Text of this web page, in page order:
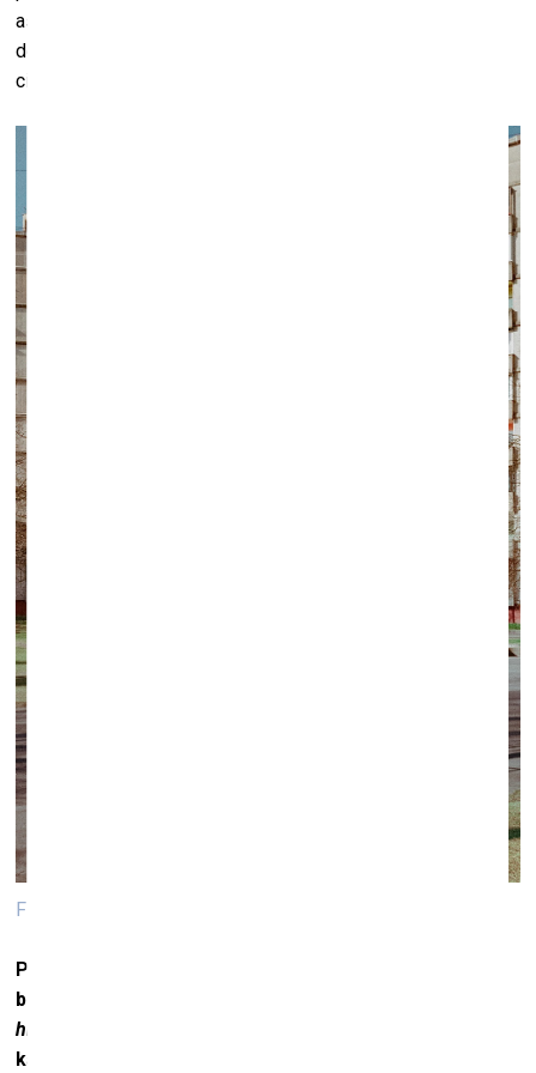
asociējamies ar tādiem nosvērtākiem, dažreiz pat
depresīviem darbiem. Iespēja redzēt mūsu pasauli un
cilvēkus siltā gaismā viņu aizkustināja.
Filips Šmits. Foto no sērijas "Playground", 2020
Pakavējoties pie padomju mantojuma
bannera izstādīto fotogrāfiju fonā redzamas
hruščovkas
kāpēc tieši tās tik uzsvērti izmantotas kā fons? Zinu,